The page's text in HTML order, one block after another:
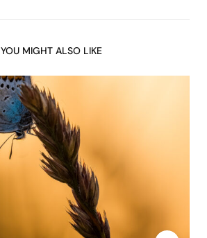
YOU MIGHT ALSO LIKE